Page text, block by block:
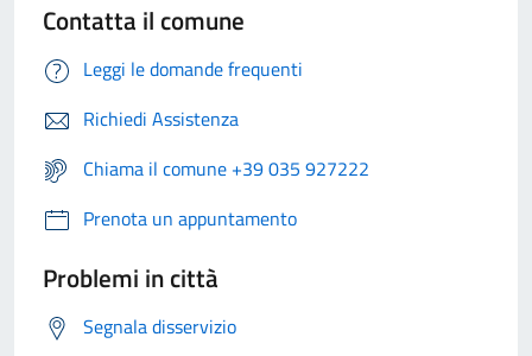
Contatta il comune
Leggi le domande frequenti
Richiedi Assistenza
Chiama il comune +39 035 927222
Prenota un appuntamento
Problemi in città
Segnala disservizio